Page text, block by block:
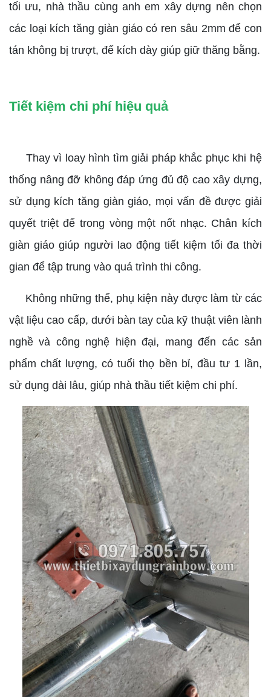
tối ưu, nhà thầu cùng anh em xây dựng nên chọn
các loại kích tăng giàn giáo có ren sâu 2mm để con
tán không bị trượt, đế kích dày giúp giữ thăng bằng.
Tiết kiệm chi phí hiệu quả
Thay vì loay hình tìm giải pháp khắc phục khi hệ
thống nâng đỡ không đáp ứng đủ độ cao xây dựng,
sử dụng kích tăng giàn giáo, mọi vấn đề được giải
quyết triệt để trong vòng một nốt nhạc. Chân kích
giàn giáo giúp người lao động tiết kiệm tối đa thời
gian để tập trung vào quá trình thi công.
Không những thế, phụ kiện này được làm từ các
vật liệu cao cấp, dưới bàn tay của kỹ thuật viên lành
nghề và công nghệ hiện đại, mang đến các sản
phẩm chất lượng, có tuổi thọ bền bỉ, đầu tư 1 lần,
sử dụng dài lâu, giúp nhà thầu tiết kiệm chi phí.